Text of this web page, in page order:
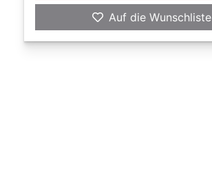
Auf die Wunschliste